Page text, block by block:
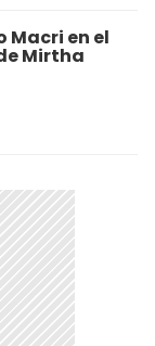
Macri en el
Mirtha